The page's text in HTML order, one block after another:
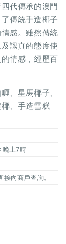
代傳承的澳門
傳統手造椰子
感。雖然傳統
認真的態度使
情感，經歷百
、星馬椰子、
、手造雪糕
晚上7時
向商戶查詢。